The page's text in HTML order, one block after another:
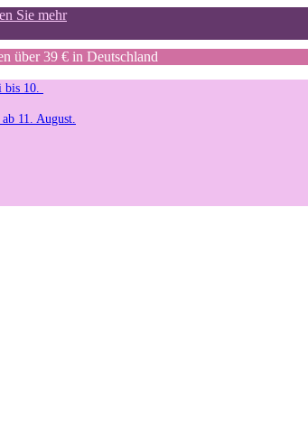
Sie mehr
über 39 € in Deutschland
bis 10.
11. August.